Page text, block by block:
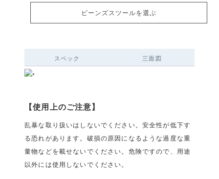
ビーンズスツールを選ぶ
スペック 三面図
【使用上のご注意】
乱暴な取り扱いはしないでください。安全性が低下す
る恐れがあります。破損の原因になるような過度な重
量物などを載せないでください。危険ですので、用途
以外には使用しないでください。